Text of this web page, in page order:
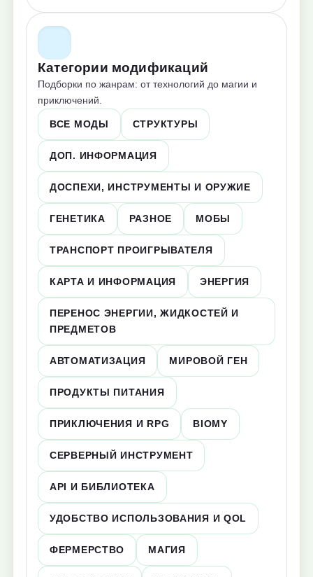
Категории модификаций
Подборки по жанрам: от технологий до магии и
приключений.
ВСЕ МОДЫ СТРУКТУРЫ
ДОП. ИНФОРМАЦИЯ
ДОСПЕХИ, ИНСТРУМЕНТЫ И ОРУЖИЕ
ГЕНЕТИКА РАЗНОЕ МОБЫ
ТРАНСПОРТ ПРОИГРЫВАТЕЛЯ
КАРТА И ИНФОРМАЦИЯ ЭНЕРГИЯ
ПЕРЕНОС ЭНЕРГИИ, ЖИДКОСТЕЙ И
ПРЕДМЕТОВ
АВТОМАТИЗАЦИЯ МИРОВОЙ ГЕН
ПРОДУКТЫ ПИТАНИЯ
ПРИКЛЮЧЕНИЯ И RPG BIOMY
СЕРВЕРНЫЙ ИНСТРУМЕНТ
API И БИБЛИОТЕКА
УДОБСТВО ИСПОЛЬЗОВАНИЯ И QOL
ФЕРМЕРСТВО МАГИЯ